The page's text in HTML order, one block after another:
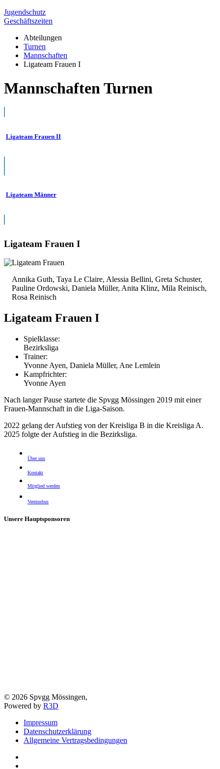
Jugendschutz
Geschäftszeiten
Abteilungen
Turnen
Mannschaften
Ligateam Frauen I
Mannschaften Turnen
Ligateam Frauen II
Ligateam Männer
Ligateam Frauen I
Annika Guth, Taya Le Claire, Alessia Bellini, Greta Schuster,
Pauline Ordowski, Daniela Müller, Anita Klinz, Mila Reinisch,
Rosa Reinisch
Ligateam Frauen I
Spielklasse:
Bezirksliga
Trainer:
Yvonne Ayen, Daniela Müller, Ane Lemlein
Kampfrichter:
Yvonne Ayen
Nach langer Pause startete die Spvgg Mössingen 2019 mit einer
Frauen-Mannschaft in die Liga-Saison.
2022 gelang der Aufstieg von der Kreisliga B in die Kreisliga A.
2025 folgte der Aufstieg in die Bezirksliga.
Über uns
Kontakt
Mitglied werden
Vereinsbus
Unsere Hauptsponsoren
© 2026 Spvgg Mössingen,
Powered by R3D
Impressum
Datenschutzerklärung
Allgemeine Vertragsbedingungen